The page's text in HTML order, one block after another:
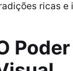
ricas e